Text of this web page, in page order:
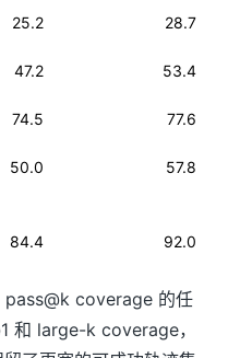
25.2 28.7
47.2 53.4
74.5 77.6
50.0 57.8
84.4 92.0
pass@k coverage 的任
和 large-k coverage，